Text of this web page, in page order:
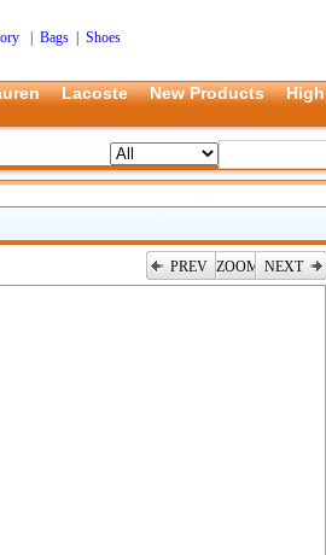
| Bags| Shoes
Lacoste New Products
High
PREV ZOOM NEXT